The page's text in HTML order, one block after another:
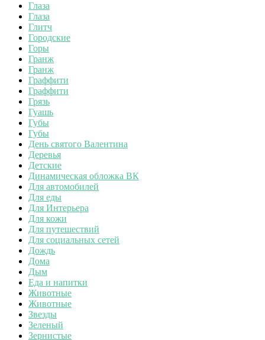
Глаза
Глаза
Глитч
Городские
Горы
Гранж
Гранж
Граффити
Граффити
Грязь
Гуашь
Губы
Губы
День святого Валентина
Деревья
Детские
Динамическая обложка ВК
Для автомобилей
Для еды
Для Интерьера
Для кожи
Для путешествий
Для социальных сетей
Дождь
Дома
Дым
Еда и напитки
Животные
Животные
Звезды
Зеленый
Зернистые